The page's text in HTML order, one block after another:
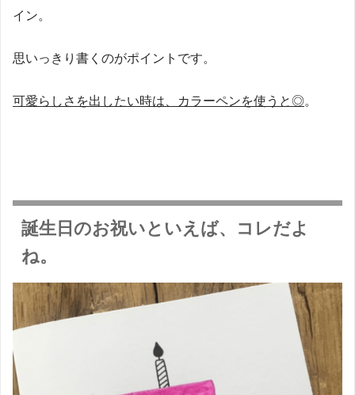
イン。
思いっきり書くのがポイントです。
可愛らしさを出したい時は、カラーペンを使うと◎。
誕生日のお祝いといえば、コレだよ
ね。